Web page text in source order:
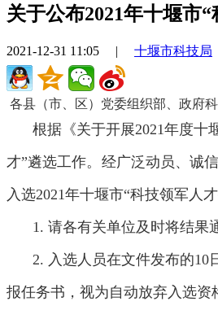
关于公布2021年十堰市
2021-12-31 11:05 | 十堰市科技局
各县（市、区）党委组织部、政府
根据《关于开展2021年度十
才”遴选工作。经广泛动员、诚
入选2021年十堰市“科技领军人
1. 请各有关单位及时将结果
2. 入选人员在文件发布的
报任务书，视为自动放弃入选资